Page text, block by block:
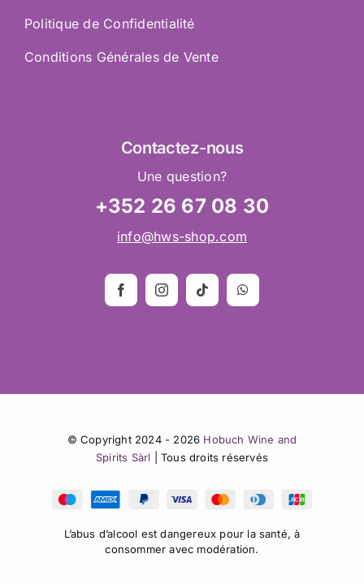
Politique de Confidentialité
Conditions Générales de Vente
Contactez-nous
Une question?
+352 26 67 08 30
info@hws-shop.com
© Copyright 2024 - 2026 Hobuch Wine and
Spirits Sàrl | Tous droits réservés
L’abus d’alcool est dangereux pour la santé, à
consommer avec modération.